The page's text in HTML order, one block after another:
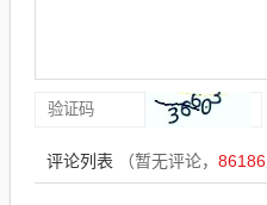
评论列表 （暂无评论， 86186